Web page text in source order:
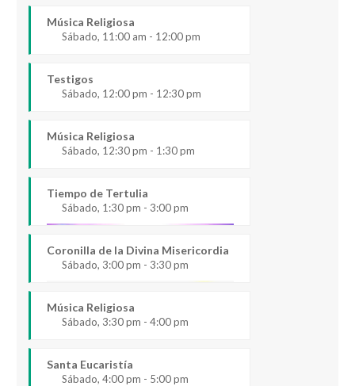
Música Religiosa
Sábado, 11:00 am - 12:00 pm
Testigos
Sábado, 12:00 pm - 12:30 pm
Música Religiosa
Sábado, 12:30 pm - 1:30 pm
Tiempo de Tertulia
Sábado, 1:30 pm - 3:00 pm
Coronilla de la Divina Misericordia
Sábado, 3:00 pm - 3:30 pm
Música Religiosa
Sábado, 3:30 pm - 4:00 pm
Santa Eucaristía
Sábado, 4:00 pm - 5:00 pm